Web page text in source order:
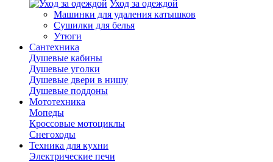
Уход за одеждой
Машинки для удаления катышков
Сушилки для белья
Утюги
Сантехника
Душевые кабины
Душевые уголки
Душевые двери в нишу
Душевые поддоны
Мототехника
Мопеды
Кроссовые мотоциклы
Снегоходы
Техника для кухни
Электрические печи